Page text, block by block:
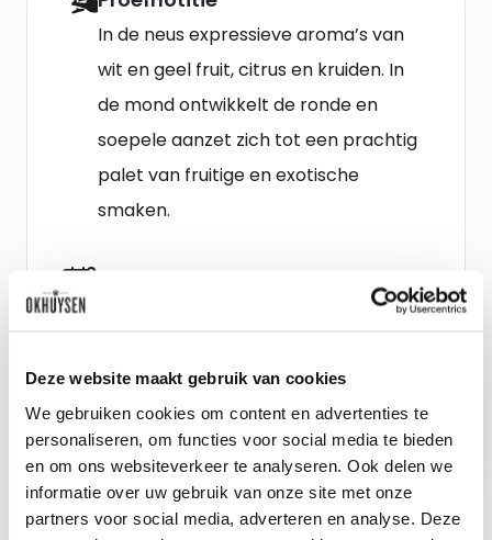
Deze website maakt gebruik van cookies
We gebruiken cookies om content en advertenties te
personaliseren, om functies voor social media te bieden
en om ons websiteverkeer te analyseren. Ook delen we
informatie over uw gebruik van onze site met onze
partners voor social media, adverteren en analyse. Deze
In de neus expressieve aroma’s van
wit en geel fruit, citrus en kruiden. In
de mond ontwikkelt de ronde en
soepele aanzet zich tot een prachtig
palet van fruitige en exotische
smaken.
Wijn-spijs advies
Een heerlijke wijn om als aperitief van
te genieten, maar die dankzij het
exotische karakter en goede zuren